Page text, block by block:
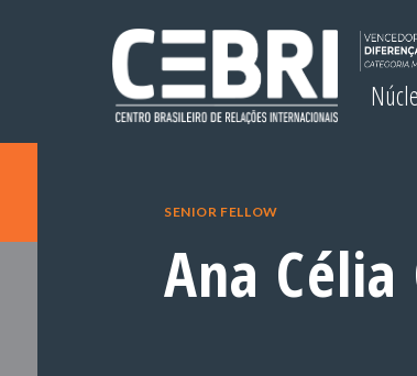
SENIOR FELLOW
Ana